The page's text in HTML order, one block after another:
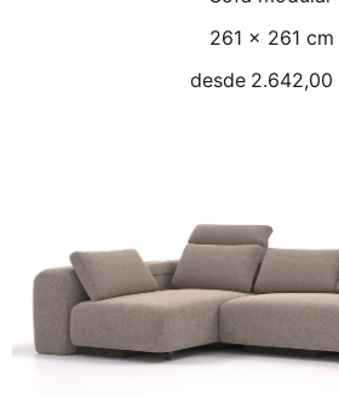
261 × 261 cm
desde 2.642,00